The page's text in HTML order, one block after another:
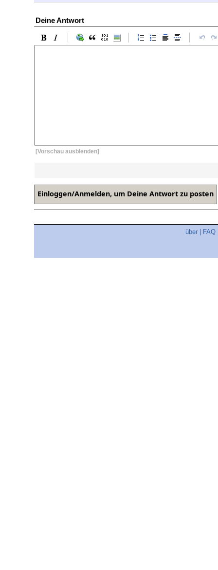
Deine Antwort
[Vorschau ausblenden]
über FAQ